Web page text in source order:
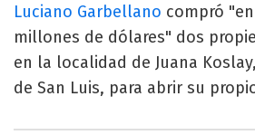
Luciano Garbellano compró
millones de dólares" dos
en la localidad de Juana
de San Luis, para abrir su